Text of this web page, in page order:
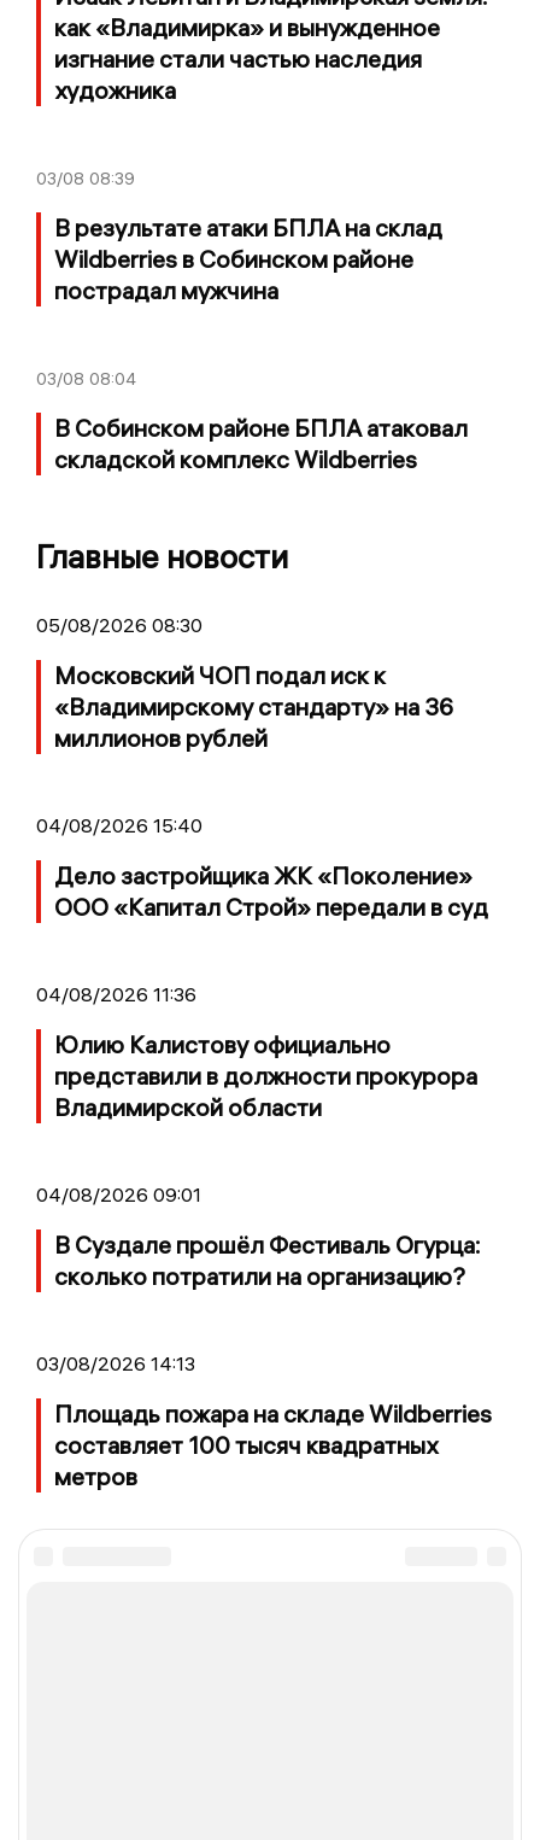
как «Владимирка» и вынужденное
изгнание стали частью наследия
художника
03/08 08:39
В результате атаки БПЛА на склад
Wildberries в Собинском районе
пострадал мужчина
03/08 08:04
В Собинском районе БПЛА атаковал
складской комплекс Wildberries
Главные новости
05/08/2026 08:30
Московский ЧОП подал иск к
«Владимирскому стандарту» на 36
миллионов рублей
04/08/2026 15:40
Дело застройщика ЖК «Поколение»
ООО «Капитал Строй» передали в суд
04/08/2026 11:36
Юлию Калистову официально
представили в должности прокурора
Владимирской области
04/08/2026 09:01
В Суздале прошёл Фестиваль Огурца:
сколько потратили на организацию?
03/08/2026 14:13
Площадь пожара на складе Wildberries
составляет 100 тысяч квадратных
метров